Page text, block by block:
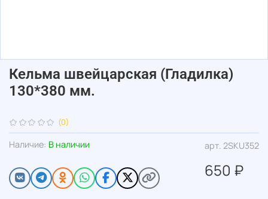
(0)
арт. 2SKU352
Наличие: В наличии
Кельма швейцарская (Гладилка)
130*380 мм.
650 ₽